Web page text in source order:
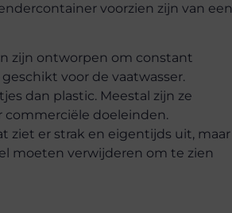
voorzien zijn van een
zijn ontworpen om constant
voor de vaatwasser.
dan plastic. Meestal zijn ze
commerciële doeleinden.
ziet er strak en eigentijds uit, maar
moeten verwijderen om te zien